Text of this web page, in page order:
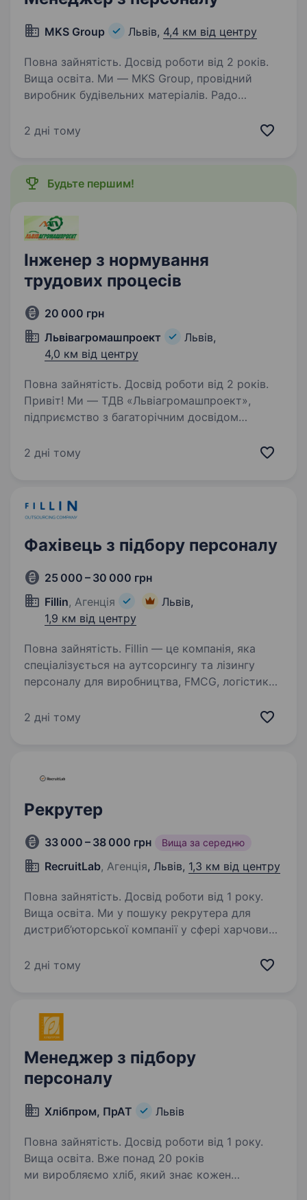
MKS Group Львів, 4,4 км від центру
Повна зайнятість. Досвід роботи від 2 років.
Вища освіта. Ми — MKS Group, провідний
виробник будівельних матеріалів. Радо
команди на посаді Менеджера з персоналу.
2 дні тому
Будьте першим!
Інженер з нормування
трудових процесів
20 000 грн
Львівагромашпроект
Львів,
4,0 км від центру
Повна зайнятість. Досвід роботи від 2 років.
Привіт! Ми — ТДВ «Львіагромашпроект»,
підприємство з багаторічним досвідом
у Львові. Якщо ти хочеш працювати
2 дні тому
Фахівець з підбору персоналу
25 000 – 30 000 грн
Fillin, Агенція
Львів,
1,9 км від центру
Повна зайнятість. Fillin — це компанія, яка
спеціалізується на аутсорсингу та лізингу
персоналу для виробництва, FMCG, логістики
досвіду з надання послуг аутсорсингу
2 дні тому
Рекрутер
33 000 – 38 000 грн Вища за середню
RecruitLab, Агенція, Львів, 1,3 км від центру
Повна зайнятість. Досвід роботи від 1 року.
Вища освіта. Ми у пошуку рекрутера для
дистриб’юторської компанії у сфері харчових
з людьми, хочете розвиватися у рекрутингу
2 дні тому
Менеджер з підбору
персоналу
Хлібпром, ПрАТ Львів
Повна зайнятість. Досвід роботи від 1 року.
Вища освіта. Вже понад 20 років
ми виробляємо хліб, який знає кожен